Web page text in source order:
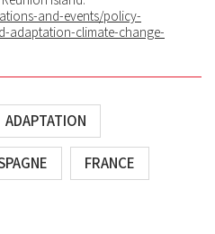
and-events/policy-
adaptation-climate-change-
ADAPTATION
FRANCE